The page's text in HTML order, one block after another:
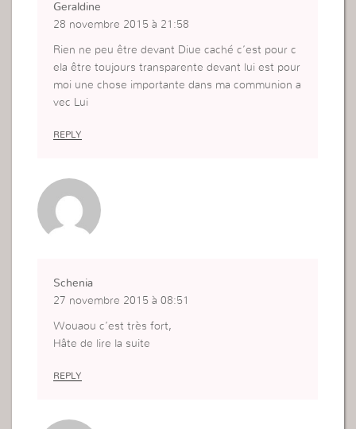
Geraldine
28 novembre 2015 à 21:58
Rien ne peu être devant Diue caché c’est pour c
ela être toujours transparente devant lui est pour
moi une chose importante dans ma communion a
vec Lui
REPLY
Schenia
27 novembre 2015 à 08:51
Wouaou c’est très fort,
Hâte de lire la suite
REPLY